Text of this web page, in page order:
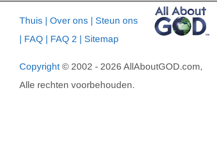
Thuis | Over ons | Steun ons
| FAQ | FAQ 2 | Sitemap
Copyright © 2002 - 2026 AllAboutGOD.com,
Alle rechten voorbehouden.